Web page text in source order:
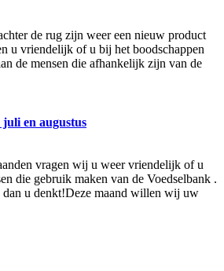
de rug zijn weer een nieuw product
u vriendelijk of u bij het boodschappen
de mensen die afhankelijk zijn van de
en augustus
vragen wij u weer vriendelijk of u
die gebruik maken van de Voedselbank .
dan u denkt!Deze maand willen wij uw